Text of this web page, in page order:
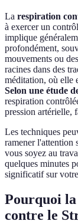
La respiration
à exercer un
implique
profondément,
mouvements ou
racines dans des
méditation, où elle
Selon une étude
respiration
pression artérielle,
Les techniques
ramener l'attention
vous soyez au
quelques minutes
significatif sur
Pourquoi
contre le